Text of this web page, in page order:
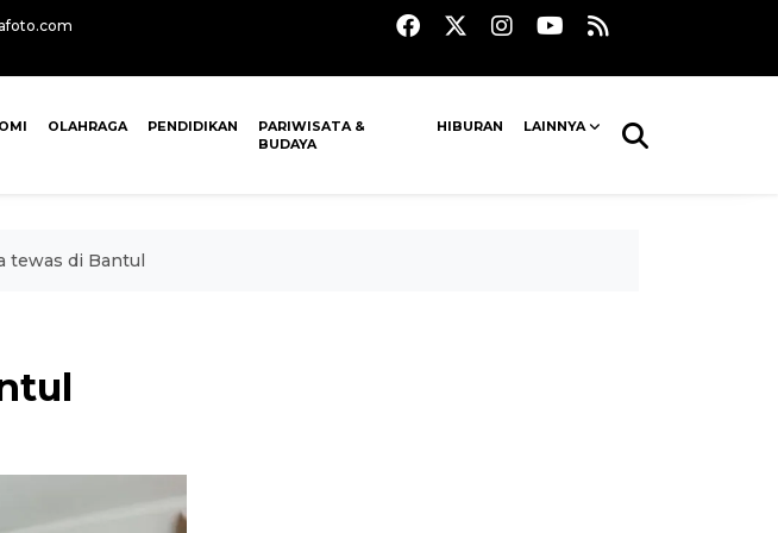
OLAHRAGA PENDIDIKAN
PARIWISATA &
BUDAYA
HIBURAN LAINNYA
tewas di Bantul